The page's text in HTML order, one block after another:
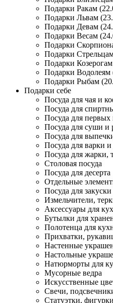
Подарки Ракам
Подарки Львам
Подарки Девам
Подарки Весам
Подарки
Подарки
Подарки
Подарки Водолеям
Подарки Рыбам
Подарки себе
Посуда для чая и
Посуда для
Посуда для
Посуда для суши и
Посуда для
Посуда для варки
Посуда для жарки,
Столовая посуда
Посуда для десерта
Отдельные
Посуда для закуски
Измельчители,
Аксессуары для
Бутылки для
Полотенца для
Прихватки,
Настенные
Настольные
Натюрморты для
Мусорные ведра
Искусственные
Свечи,
Статуэтки, фигурки